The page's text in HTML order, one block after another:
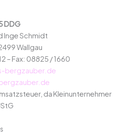
DDG
Inge Schmidt
Wallgau
– Fax: 08825 / 1660
bergzauber.de
da Kleinunternehmer